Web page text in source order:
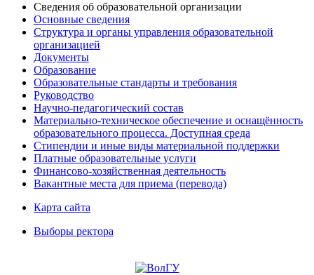
Сведения об образовательной организации
Основные сведения
Структура и органы управления образовательной
организацией
Документы
Образование
Образовательные стандарты и требования
Руководство
Научно-педагогический состав
Материально-техническое обеспечение и оснащённость
образовательного процесса. Доступная среда
Стипендии и иные виды материальной поддержки
Платные образовательные услуги
Финансово-хозяйственная деятельность
Вакантные места для приема (перевода)
Карта сайта
Выборы ректора